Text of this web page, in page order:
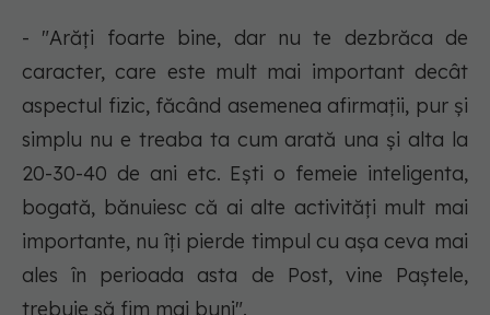
- "Arăți foarte bine, dar nu te dezbrăca de
caracter, care este mult mai important decât
aspectul fizic, făcând asemenea afirmații, pur și
simplu nu e treaba ta cum arată una și alta la
20-30-40 de ani etc. Ești o femeie inteligenta,
bogată, bănuiesc că ai alte activități mult mai
importante, nu îți pierde timpul cu așa ceva mai
ales în perioada asta de Post, vine Paștele,
trebuie să fim mai buni".